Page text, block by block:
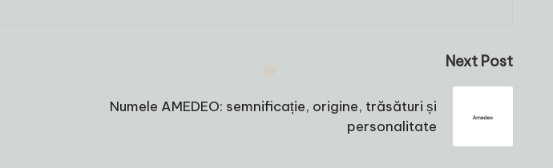
Next Post
Numele AMEDEO: semnificație, origine, trăsături și
personalitate